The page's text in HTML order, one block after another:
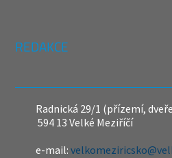
REDAKCE
Radnická 29/1 (přízemí,
594 13 Velké Meziříčí
e-mail: